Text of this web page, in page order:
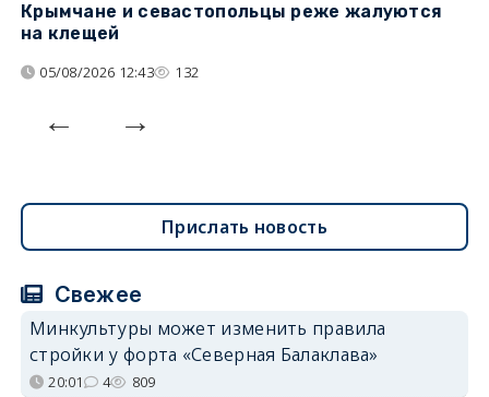
Крымчане и севастопольцы реже жалуются
на клещей
05/08/2026 12:43 132
Прислать новость
Свежее
Минкультуры может изменить правила
стройки у форта «Северная Балаклава»
20:01 4 809